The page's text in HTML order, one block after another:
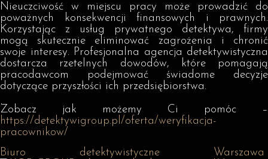
Nieuczciwość w miejscu pracy może prowadzić do
poważnych konsekwencji finansowych i prawnych.
Korzystając z usług prywatnego detektywa, firmy
mogą skutecznie eliminować zagrożenia i chronić
swoje interesy. Profesjonalna agencja detektywistyczna
dostarcza rzetelnych dowodów, które pomagają
pracodawcom podejmować świadome decyzje
dotyczące przyszłości ich przedsiębiorstwa.
Zobacz jak możemy Ci pomóc –
https://detektywigroup.pl/oferta/weryfikacja-
pracownikow/
Biuro detektywistyczne Warszawa